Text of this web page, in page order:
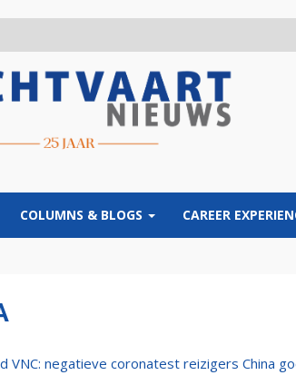
COLUMNS & BLOGS CAREER
VNC: negatieve coronatest reizigers China